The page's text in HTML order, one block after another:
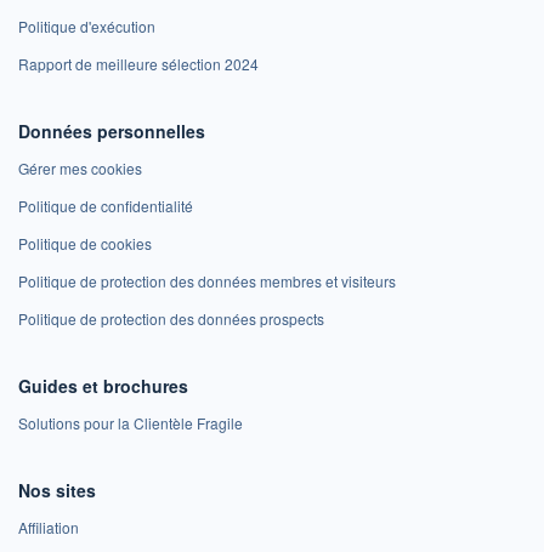
Politique d'exécution
Rapport de meilleure sélection 2024
Données personnelles
Gérer mes cookies
Politique de confidentialité
Politique de cookies
Politique de protection des données membres et visiteurs
Politique de protection des données prospects
Guides et brochures
Solutions pour la Clientèle Fragile
Nos sites
Affiliation